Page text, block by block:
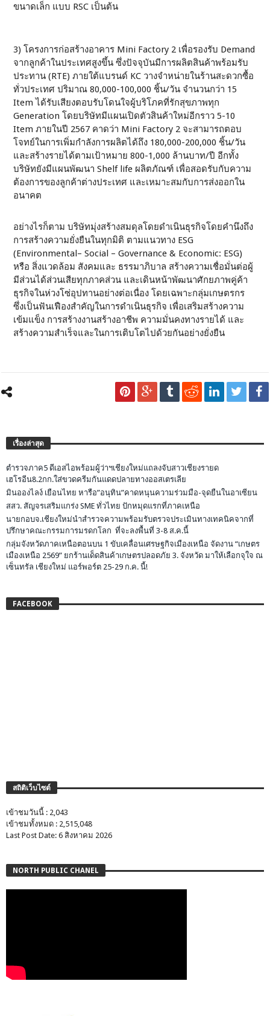
ขนาดเล็ก แบบ RSC เป็นต้น
3) โครงการก่อสร้างอาคาร Mini Factory 2 เพื่อรองรับ Demand
จากลูกค้าในประเทศสูงขึ้น ซึ่งปัจจุบันมีการผลิตสินค้าพร้อมรับ
ประทาน (RTE) ภายใต้แบรนด์ KC วางจำหน่ายในร้านสะดวกซื้อ
ทั่วประเทศ ปริมาณ 80,000-100,000 ชิ้น/วัน จำนวนกว่า 15
Item ได้รับเสียงตอบรับโดนใจผู้บริโภคที่รักสุขภาพทุก
Generation โดยบริษัทมีแผนเปิดตัวสินค้าใหม่อีกราว 5-10
Item ภายในปี 2567 คาดว่า Mini Factory 2 จะสามารถตอบ
โจทย์ในการเพิ่มกำลังการผลิตได้ถึง 180,000-200,000 ชิ้น/วัน
และสร้างรายได้ตามเป้าหมาย 800-1,000 ล้านบาท/ปี อีกทั้ง
บริษัทยังมีแผนพัฒนา Shelf life ผลิตภัณฑ์ เพื่อสอดรับกับความ
ต้องการของลูกค้าต่างประเทศ และเหมาะสมกับการส่งออกใน
อนาคต
อย่างไรก็ตาม บริษัทมุ่งสร้างสมดุลโดยดำเนินธุรกิจโดยคำนึงถึง
การสร้างความยั่งยืนในทุกมิติ ตามแนวทาง ESG
(Environmental– Social – Governance & Economic: ESG)
หรือ สิ่งแวดล้อม สังคมและ ธรรมาภิบาล สร้างความเชื่อมั่นต่อผู้
มีส่วนได้ส่วนเสียทุกภาคส่วน และเดินหน้าพัฒนาศักยภาพคู่ค้า
ธุรกิจในห่วงโซ่อุปทานอย่างต่อเนื่อง โดยเฉพาะกลุ่มเกษตรกร
ซึ่งเป็นฟันเฟืองสำคัญในการดำเนินธุรกิจ เพื่อเสริมสร้างความ
เข้มแข็ง การสร้างงานสร้างอาชีพ ความมั่นคงทางรายได้ และ
สร้างความสำเร็จและในการเติบโตไปด้วยกันอย่างยั่งยืน
เรื่องล่าสุด
ตำรวจภาค5 ดีเอสไอพร้อมผู้ว่าฯเชียงใหม่แถลงจับสาวเชียงรายด
เฮโรอีน8.2กก.ใส่ขวดครีมกันแดดปลายทางออสเตรเลีย
มินอองไลง์ เยือนไทย หารือ”อนุทิน”คาดหนุนความร่วมมือ-จุดยืนในอาเซียน
สสว. สัญจรเสริมแกร่ง SME ทั่วไทย ปักหมุดแรกที่ภาคเหนือ
นายกอบจ.เชียงใหม่นำสำรวจความพร้อมรับตรวจประเมินทางเทคนิคจากที่
ปรึกษาคณะกรรมการมรดกโลก ที่จะลงพื้นที่ 3-8 ส.ค.นี้
กลุ่มจังหวัดภาคเหนือตอนบน 1 ขับเคลื่อนเศรษฐกิจเมืองเหนือ จัดงาน “เกษตร
เมืองเหนือ 2569” ยกร้านเด็ดสินค้าเกษตรปลอดภัย 3. จังหวัด มาให้เลือกจุใจ ณ
เซ็นทรัล เชียงใหม่ แอร์พอร์ต 25-29 ก.ค. นี้!
FACEBOOK
สถิติเว็บไซต์
เข้าชมวันนี้ : 2,043
เข้าชมทั้งหมด : 2,515,048
Last Post Date: 6 สิงหาคม 2026
NORTH PUBLIC CHANEL